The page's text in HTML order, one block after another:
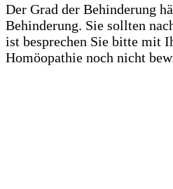
Der Grad der Behinderung
Behinderung. Sie sollten
ist besprechen Sie bitte mit
Homöopathie noch nicht